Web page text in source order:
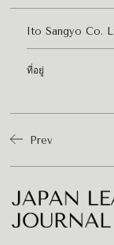
Ito Sangyo Co.
ที่อยู่
Prev